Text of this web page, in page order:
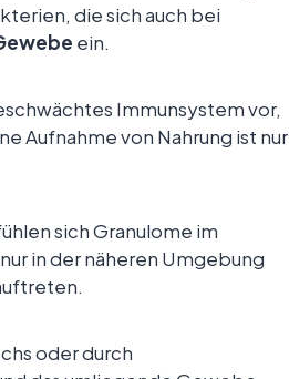
die sich auch bei
ein.
Immunsystem vor,
Aufnahme von Nahrung ist nur
sich Granulome im
in der näheren Umgebung
oder durch